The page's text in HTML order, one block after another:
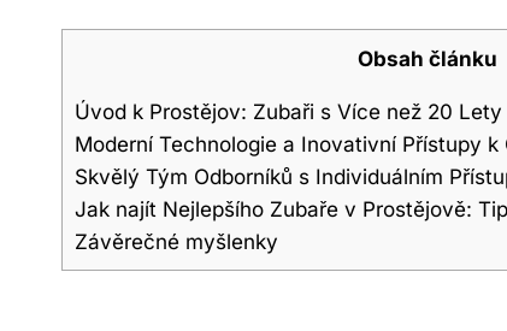
Obsah článku
Úvod k Prostějov: Zubaři s Více než 20
Moderní Technologie a Inovativní Přístupy k
Skvělý Tým Odborníků s Individuálním
Jak najít Nejlepšího Zubaře v Prostějově:
Závěrečné myšlenky